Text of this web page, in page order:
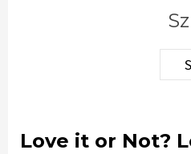
Love it or Not?